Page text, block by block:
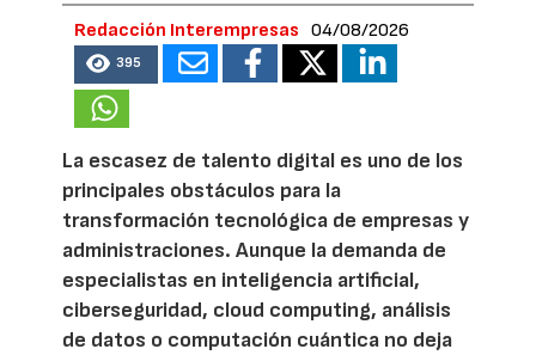
Redacción Interempresas 04/08/2026
395
La escasez de talento digital es uno de los
principales obstáculos para la
transformación tecnológica de empresas y
administraciones. Aunque la demanda de
especialistas en inteligencia artificial,
ciberseguridad, cloud computing, análisis
de datos o computación cuántica no deja